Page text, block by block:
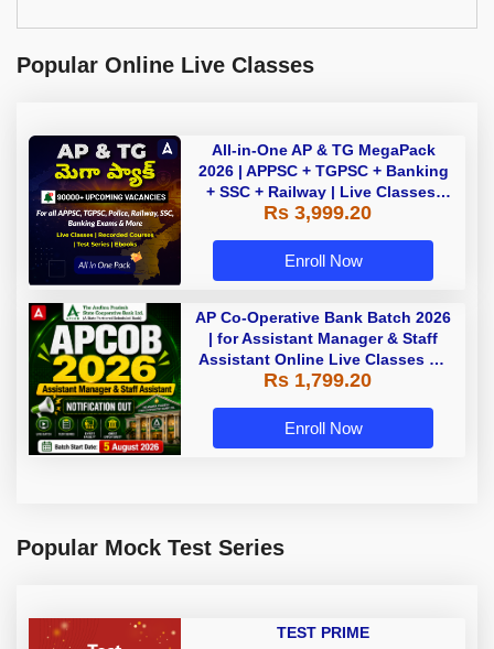
Popular Online Live Classes
All-in-One AP & TG MegaPack
2026 | APPSC + TGPSC + Banking
+ SSC + Railway | Live Classes,
Test Series, eBooks By Adda247
Rs 3,999.20
Enroll Now
AP Co-Operative Bank Batch 2026
| for Assistant Manager & Staff
Assistant Online Live Classes By
Adda247
Rs 1,799.20
Enroll Now
Popular Mock Test Series
TEST PRIME